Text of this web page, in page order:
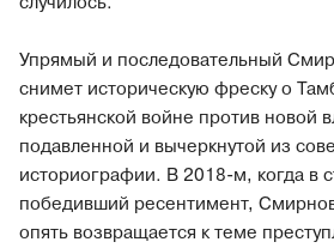
Упрямый и последовательный
снимет историческую фреску о
крестьянской войне против новой
подавленной и вычеркнутой из
историографии. В 2018-м, когда в
победивший ресентимент,
опять возвращается к теме